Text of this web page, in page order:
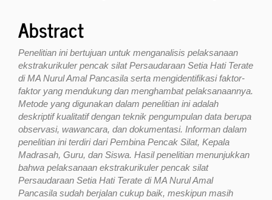
Abstract
Penelitian ini bertujuan untuk menganalisis pelaksanaan
ekstrakurikuler pencak silat Persaudaraan Setia Hati Terate
di MA Nurul Amal Pancasila serta mengidentifikasi faktor-
faktor yang mendukung dan menghambat pelaksanaannya.
Metode yang digunakan dalam penelitian ini adalah
deskriptif kualitatif dengan teknik pengumpulan data berupa
observasi, wawancara, dan dokumentasi. Informan dalam
penelitian ini terdiri dari Pembina Pencak Silat, Kepala
Madrasah, Guru, dan Siswa. Hasil penelitian menunjukkan
bahwa pelaksanaan ekstrakurikuler pencak silat
Persaudaraan Setia Hati Terate di MA Nurul Amal
Pancasila sudah berjalan cukup baik, meskipun masih